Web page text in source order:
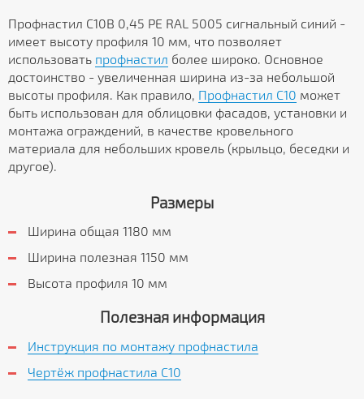
Профнастил С10В 0,45 PE RAL 5005 сигнальный синий -
имеет высоту профиля 10 мм, что позволяет
использовать профнастил более широко. Основное
достоинство - увеличенная ширина из-за небольшой
высоты профиля. Как правило, Профнастил C10 может
быть использован для облицовки фасадов, установки и
монтажа ограждений, в качестве кровельного
материала для небольших кровель (крыльцо, беседки и
другое).
Размеры
Ширина общая 1180 мм
Ширина полезная 1150 мм
Высота профиля 10 мм
Полезная информация
Инструкция по монтажу профнастила
Чертёж профнастила C10